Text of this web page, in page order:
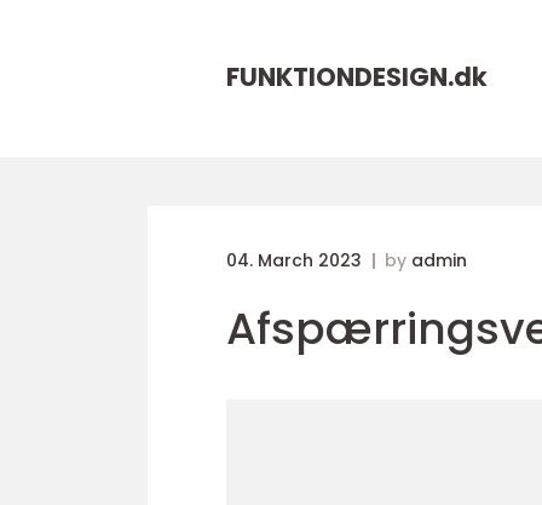
FUNKTIONDESIGN.dk
04. March 2023 by admin